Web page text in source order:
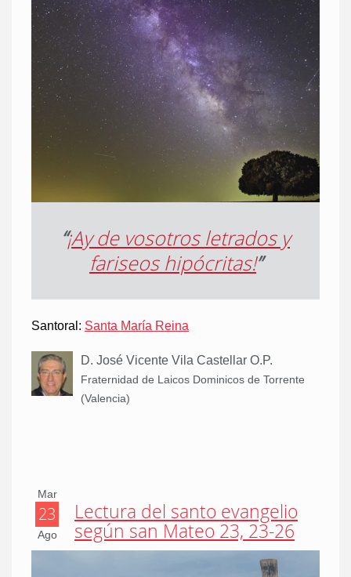
“¡Ay de vosotros letrados y
fariseos hipócritas!”
Santoral: Santa María Reina
D. José Vicente Vila Castellar O.P.
Fraternidad de Laicos Dominicos de Torrente
(Valencia)
Mar
23
Ago
Lectura del santo evangelio
según san Mateo 23, 23-26